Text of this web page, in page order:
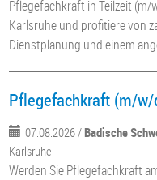
Pflegefachkraft in Teilzeit
Karlsruhe und profitiere von
Dienstplanung und einem
Pflegefachkraft (m/w/
07.08.2026 /Badische
Karlsruhe
Werden Sie Pflegefachkraft